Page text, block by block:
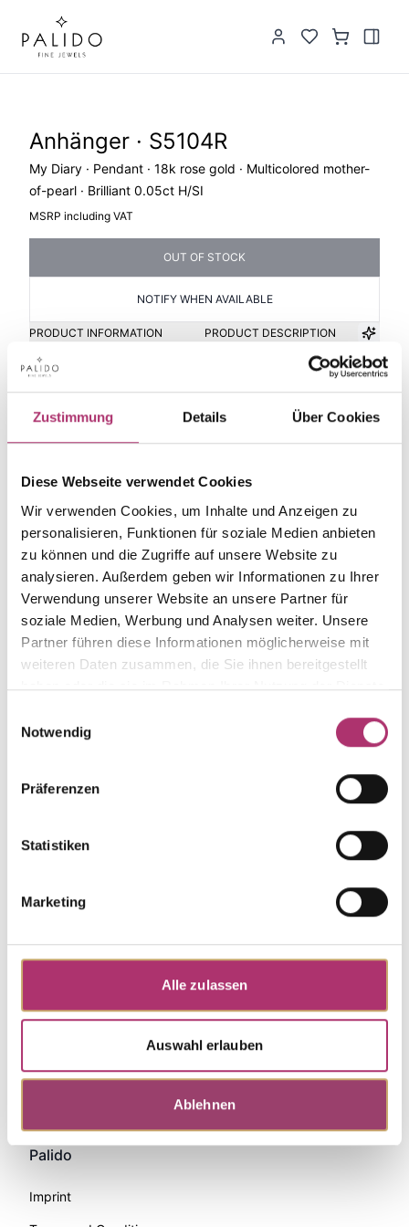
Zustimmung Details Über Cookies
Diese Webseite verwendet Cookies
Wir verwenden Cookies, um Inhalte und Anzeigen zu
personalisieren, Funktionen für soziale Medien anbieten
zu können und die Zugriffe auf unsere Website zu
analysieren. Außerdem geben wir Informationen zu Ihrer
Verwendung unserer Website an unsere Partner für
soziale Medien, Werbung und Analysen weiter. Unsere
Partner führen diese Informationen möglicherweise mit
weiteren Daten zusammen, die Sie ihnen bereitgestellt
haben oder die sie im Rahmen Ihrer Nutzung der Dienste
Notwendig
Präferenzen
Statistiken
Marketing
Alle zulassen
Auswahl erlauben
Ablehnen
Anhänger · S5104R
My Diary · Pendant · 18k rose gold · Multicolored mother-
of-pearl · Brilliant 0.05ct H/SI
MSRP including VAT
OUT OF STOCK
NOTIFY WHEN AVAILABLE
PRODUCT INFORMATION PRODUCT DESCRIPTION
Item group
Pendant
Material
Weight
Serial number
9010595691973
-
750
red gold
Gem Color
several colors
Gem Type
Perle
Gem
m.o.p. multicolor
Size
Palido
Imprint